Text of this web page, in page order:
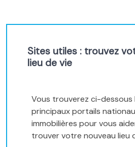
Sites utiles : trouvez
lieu de vie
Vous trouverez ci-dessous
principaux portails
immobilières pour vous
trouver votre nouveau lieu